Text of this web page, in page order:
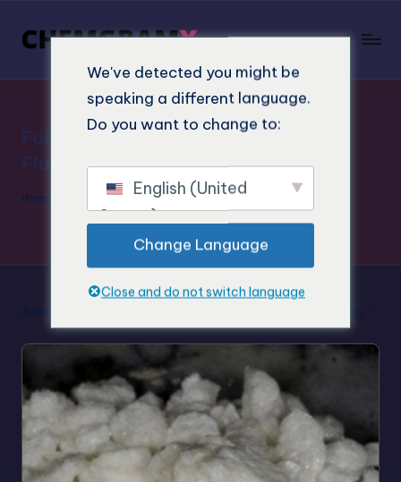
Forschung Chemikalien 4-
Fluorococaine
Home Forschung Chemikalien 4-Fluorococaine
Anzeige des Einzelergebnisses Standard-Sortierung
We've detected you might be
speaking a different language.
Do you want to change to:
English (United
States)
Change Language
Close and do not switch language